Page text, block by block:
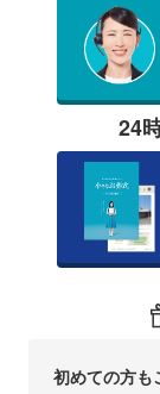
24
初めての方も